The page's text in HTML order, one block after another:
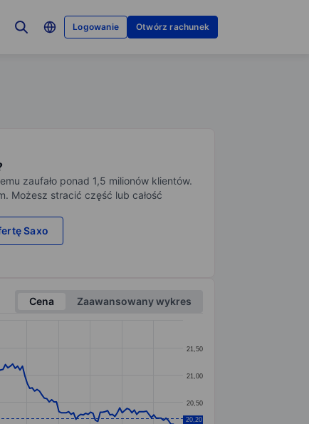
Logowanie Otwórz rachunek
zaufało ponad 1,5 milionów klientów.
Możesz stracić część lub całość
Saxo
Cena
Zaawansowany wykres
20,50
21,00
21,50
20,20